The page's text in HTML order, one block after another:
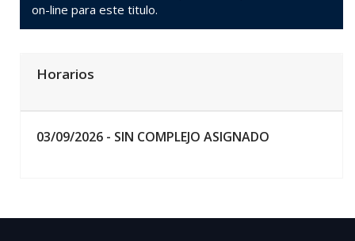
on-line para este titulo.
Horarios
03/09/2026 - SIN COMPLEJO ASIGNADO